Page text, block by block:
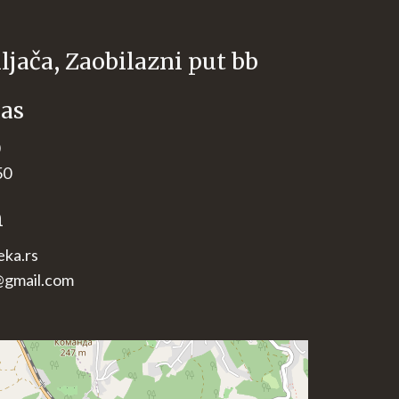
Zaobilazni put bb